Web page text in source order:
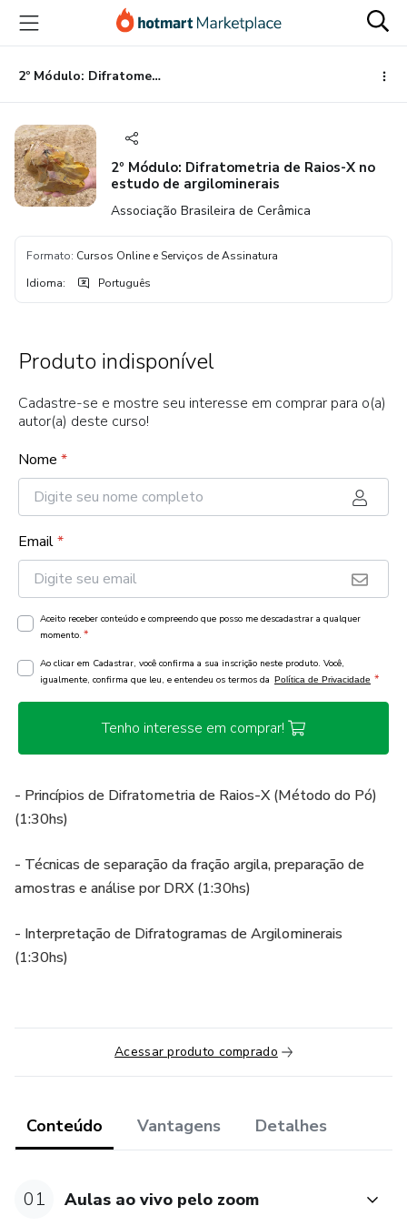
para
conteúdo
principal
para
pagamento
para
rodapé
2º Módulo: Difratometria de Raios-X no estudo de argilominerais
2º Módulo: Difratometria de Raios-X no
estudo de argilominerais
Associação Brasileira de Cerâmica
Formato: Cursos Online e Serviços de Assinatura
Idioma: Português
Produto indisponível
Cadastre-se e mostre seu interesse em comprar para o(a)
autor(a) deste curso!
Nome *
Email*
Aceito receber conteúdo e compreendo que posso me descadastrar a qualquer
momento. *
Ao clicar em Cadastrar, você confirma a sua inscrição neste produto. Você,
igualmente, confirma que leu, e entendeu os termos da Política de Privacidade *
Tenho interesse em comprar!
- Princípios de Difratometria de Raios-X (Método do Pó)
(1:30hs)
- Técnicas de separação da fração argila, preparação de
amostras e análise por DRX (1:30hs)
- Interpretação de Difratogramas de Argilominerais
(1:30hs)
Acessar produto comprado
Conteúdo Vantagens Detalhes
01 Aulas ao vivo pelo zoom